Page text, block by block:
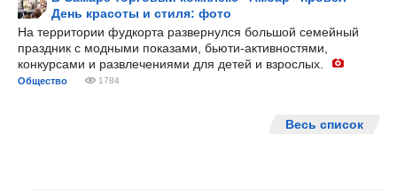
День красоты и стиля: фото
На территории фудкорта развернулся большой семейный
праздник с модными показами, бьюти-активностями,
конкурсами и развлечениями для детей и взрослых.
Общество 1784
Весь список